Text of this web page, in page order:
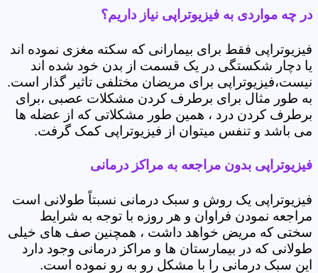
در چه مواردی به فیزیوتراپی نیاز داریم؟
فیزیوتراپی فقط برای بیمارانی که سکته مغزی نموده اند
یا دچار شکستگی در یک قسمت از بدن خود شده اند
نیست،فیزیوتراپی برای مریضان مختلفی تاثیر گذار است.
به طور مثال برای برطرف کردن مشکلات عصبی ،برای
برطرف کردن درد ، همین طور مشکلاتی که از عضله ها
می باشد و تنفس میتوان از فیزیوتراپی کمک گرفت.
فیزیوتراپی بدون مراجعه به مراکز درمانی
فیزیوتراپی یک روش و سبک درمانی نسبتاً طولانی است
مراجعه نمودن فراوان و هر روزه با توجه به شرایط
سختی که مریض خواهد داشت ، همچنین صف های خیلی
طولانی که در بیمارستان ها و مراکز درمانی وجود دارد
این سبک درمانی را با مشکل رو به رو نموده است.